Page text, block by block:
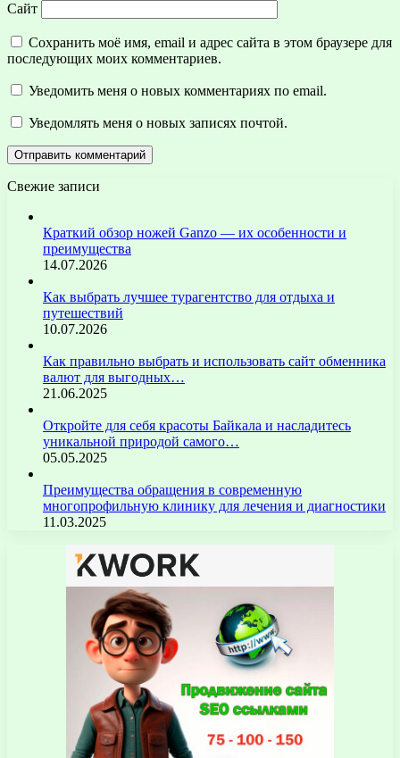
Сайт
Сохранить моё имя, email и адрес сайта в этом браузере для
последующих моих комментариев.
Уведомить меня о новых комментариях по email.
Уведомлять меня о новых записях почтой.
Свежие записи
Краткий обзор ножей Ganzo — их особенности и
преимущества
14.07.2026
Как выбрать лучшее турагентство для отдыха и
путешествий
10.07.2026
Как правильно выбрать и использовать сайт обменника
валют для выгодных…
21.06.2025
Откройте для себя красоты Байкала и насладитесь
уникальной природой самого…
05.05.2025
Преимущества обращения в современную
многопрофильную клинику для лечения и диагностики
11.03.2025